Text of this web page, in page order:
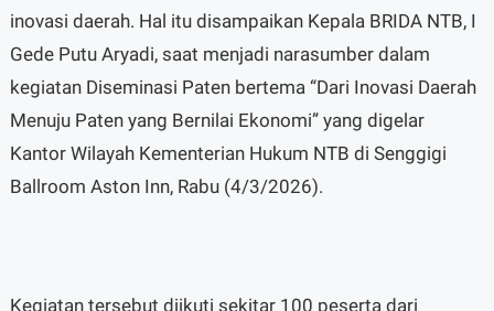
inovasi daerah. Hal itu disampaikan Kepala BRIDA NTB, I
Gede Putu Aryadi, saat menjadi narasumber dalam
kegiatan Diseminasi Paten bertema “Dari Inovasi Daerah
Menuju Paten yang Bernilai Ekonomi” yang digelar
Kantor Wilayah Kementerian Hukum NTB di Senggigi
Ballroom Aston Inn, Rabu (4/3/2026).
Kegiatan tersebut diikuti sekitar 100 peserta dari